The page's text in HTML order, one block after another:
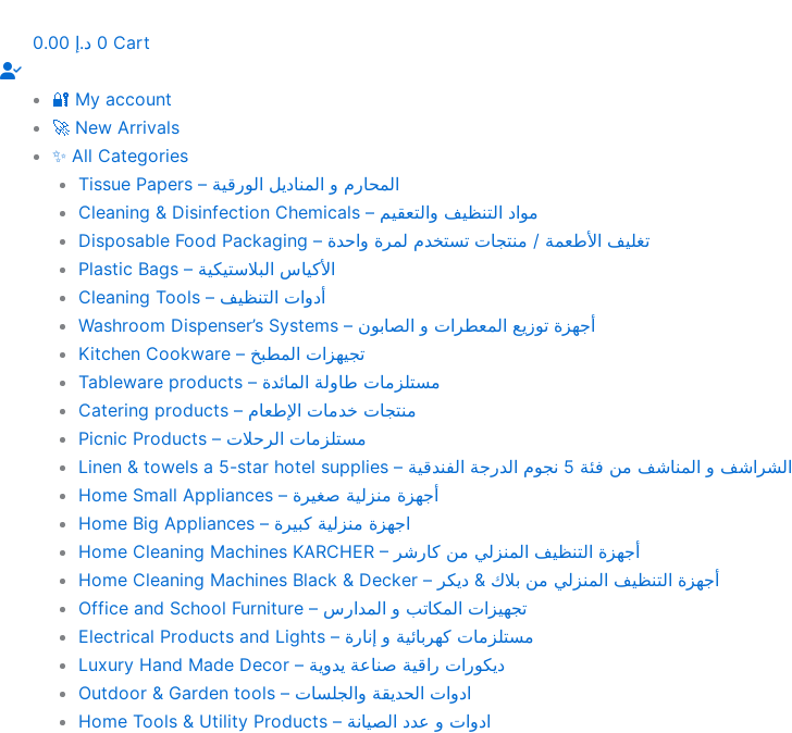
content
د.إ 0 Cart
🔐 My account
🚀 New Arrivals
✨ All Categories
Tissue Papers – المحارم و المناديل الورقية
Cleaning & Disinfection Chemicals – مواد التنظيف والتعقيم
Disposable Food Packaging – تغليف الأطعمة / منتجات تستخدم لمرة واحدة
Plastic Bags – الأكياس البلاستيكية
Cleaning Tools – أدوات التنظيف
Washroom Dispenser’s Systems – أجهزة توزيع المعطرات و الصابون
Kitchen Cookware – تجيهزات المطبخ
Tableware products – مستلزمات طاولة المائدة
Catering products – منتجات خدمات الإطعام
Picnic Products – مستلزمات الرحلات
Linen & towels a 5-star hotel supplies – الشراشف و المناشف من فئة 5 نجوم الدرجة الفندقية
Home Small Appliances – أجهزة منزلية صغيرة
Home Big Appliances – اجهزة منزلية كبيرة
Home Cleaning Machines KARCHER – أجهزة التنظيف المنزلي من كارشر
Home Cleaning Machines Black & Decker – أجهزة التنظيف المنزلي من بلاك & ديكر
Office and School Furniture – تجهيزات المكاتب و المدارس
Electrical Products and Lights – مستلزمات كهربائية و إنارة
Luxury Hand Made Decor – ديكورات راقية صناعة يدوية
Outdoor & Garden tools – ادوات الحديقة والجلسات
Home Tools & Utility Products – ادوات و عدد الصيانة